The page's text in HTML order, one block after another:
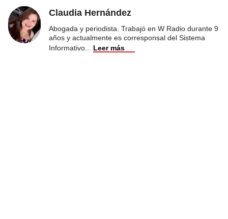
Claudia Hernández
Abogada y periodista. Trabajó en W Radio durante 9
años y actualmente es corresponsal del Sistema
Informativo
Leer más